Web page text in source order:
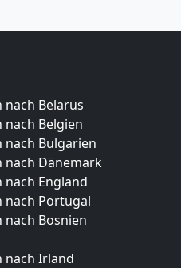
nach Belarus
Belgien
nach Bulgarien
nach Dänemark
nach England
nach Portugal
nach Bosnien
nach Irland